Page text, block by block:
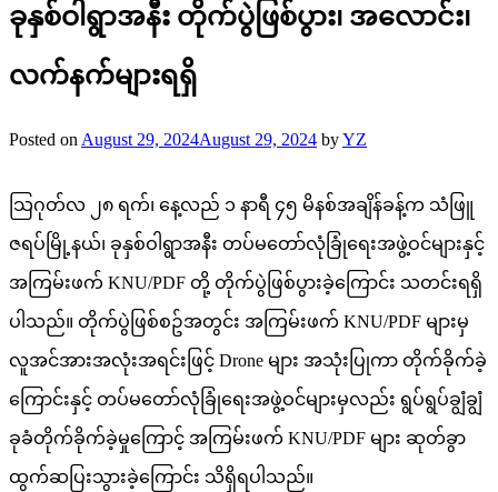
ခုနှစ်ဝါရွာအနီး တိုက်ပွဲဖြစ်ပွား၊ အလောင်း၊
လက်နက်များရရှိ
Posted on August 29, 2024August 29, 2024 byYZ
သြဂုတ်လ ၂၈ ရက်၊ နေ့လည် ၁ နာရီ ၄၅ မိနစ်အချိန်ခန့်က သံဖြူ
ဇရပ်မြို့နယ်၊ ခုနှစ်ဝါရွာအနီး တပ်မတော်လုံခြုံရေးအဖွဲ့ဝင်များနှင့်
အကြမ်းဖက် KNU/PDF တို့ တိုက်ပွဲဖြစ်ပွားခဲ့ကြောင်း သတင်းရရှိ
ပါသည်။ တိုက်ပွဲဖြစ်စဥ်အတွင်း အကြမ်းဖက် KNU/PDF များမှ
လူအင်အားအလုံးအရင်းဖြင့် Drone များ အသုံးပြုကာ တိုက်ခိုက်ခဲ့
ကြောင်းနှင့် တပ်မတော်လုံခြုံရေးအဖွဲ့ဝင်များမှလည်း ရွပ်ရွပ်ချွံချွံ
ခုခံတိုက်ခိုက်ခဲ့မှုကြောင့် အကြမ်းဖက် KNU/PDF များ ဆုတ်ခွာ
ထွက်ဆပြးသွားခဲ့ကြောင်း သိရှိရပါသည်။